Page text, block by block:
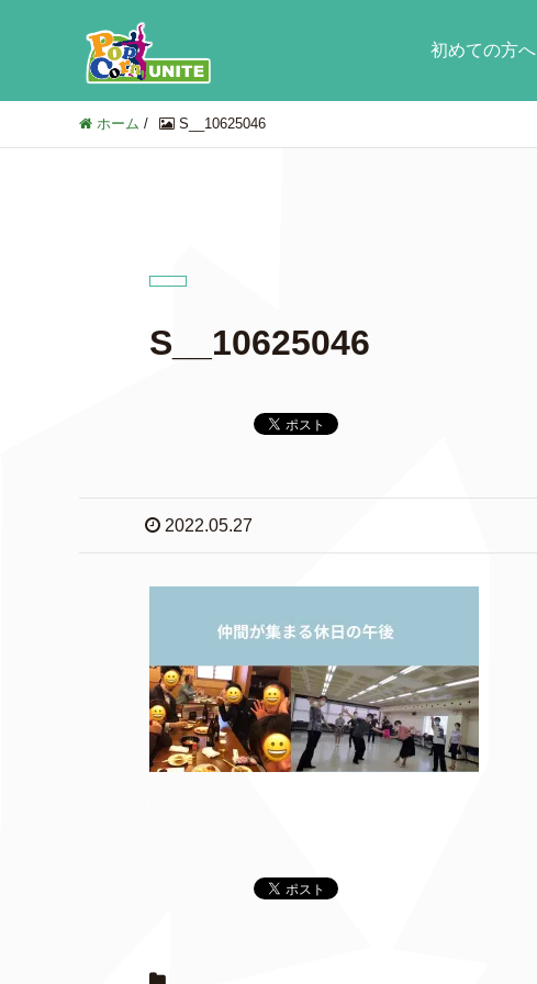
初めての方へ
ホーム / S__10625046
S__10625046
2022.05.27